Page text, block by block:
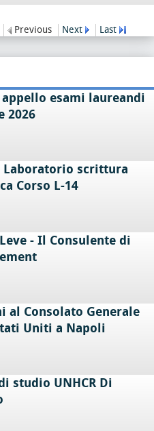
Previous Next Last
esami laureandi
2026
Laboratorio scrittura
Corso L-14
- Il Consulente di
al Consolato Generale
Uniti a Napoli
studio UNHCR Di